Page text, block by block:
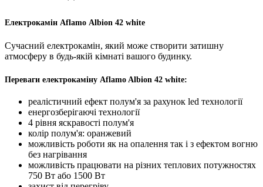
Електрокамін Aflamo Albion 42 white
Сучасний електрокамін, який може створити затишну
атмосферу в будь-якій кімнаті вашого будинку.
Переваги електрокаміну Aflamo Albion 42 white:
реалістичний ефект полум'я за рахунок led технології
енергозберігаючі технології
4 рівня яскравості полум'я
колір полум'я: оранжевий
можливість роботи як на опалення так і з ефектом вогню
без нагрівання
можливість працювати на різних теплових потужностях
750 Вт або 1500 Вт